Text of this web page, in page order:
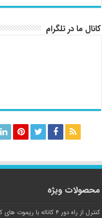
کانال ما در تلگرام
محصولات ویژه
کنترل از راه دور ۴ کاناله با ریموت های کدلرن